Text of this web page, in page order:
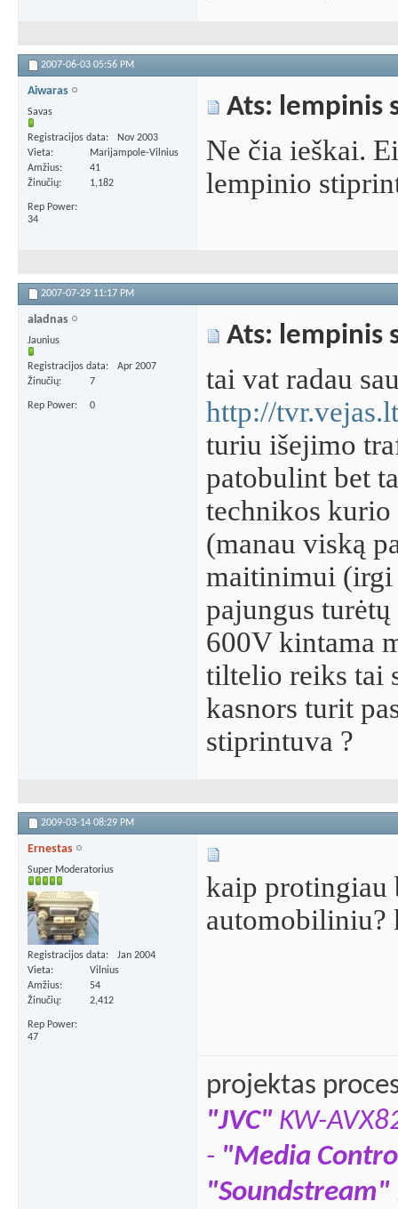
2007-06-03 05:56 PM
Aiwaras
Savas
Registracijos data
Nov 2003
Vieta
Marijampole-Vilnius
Amžius
41
Žinučių
1,182
Rep Power
34
Ats: lempinis
Ne čia ieškai.
lempinio
2007-07-29 11:17 PM
aladnas
Jaunius
Registracijos data
Apr 2007
Žinučių
7
Rep Power 0
Ats: lempinis
tai vat radau
http://
turiu išejimo
patobulint bet
technikos
(manau viską
maitinimui (irgi
pajungus
600V kintama
tiltelio reiks tai
kasnors turit
stiprintuva ?
2009-03-14 08:29 PM
Ernestas
Super Moderatorius
Registracijos data
Jan 2004
Vieta
Vilnius
Amžius
54
Žinučių
2,412
Rep Power
47
kaip protingiau
automobiliniu?
projektas
"JVC" KW-
- "Media
"Soundstream"